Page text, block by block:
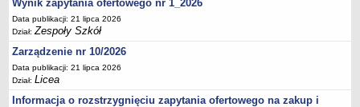
Wynik zapytania ofertowego nr 1_2026
Data publikacji: 21 lipca 2026
Dział:Zespoły Szkół
Zarządzenie nr 10/2026
Data publikacji: 21 lipca 2026
Dział:Licea
Informacja o rozstrzygnięciu zapytania ofertowego na zakup i